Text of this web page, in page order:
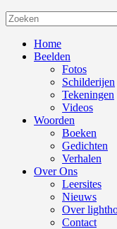
Home
Beelden
Fotos
Schilderijen
Tekeningen
Videos
Woorden
Boeken
Gedichten
Verhalen
Over Ons
Leersites
Nieuws
Over
Contact